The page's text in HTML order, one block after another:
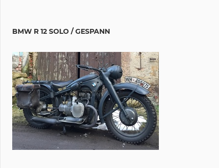
BMW R 12 SOLO / GESPANN